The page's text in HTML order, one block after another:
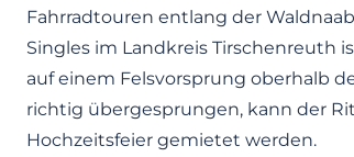
Fahrradtouren entlang der
Singles im Landkreis Tirschenreuth
auf einem Felsvorsprung oberhalb
richtig übergesprungen, kann der
Hochzeitsfeier gemietet werden.